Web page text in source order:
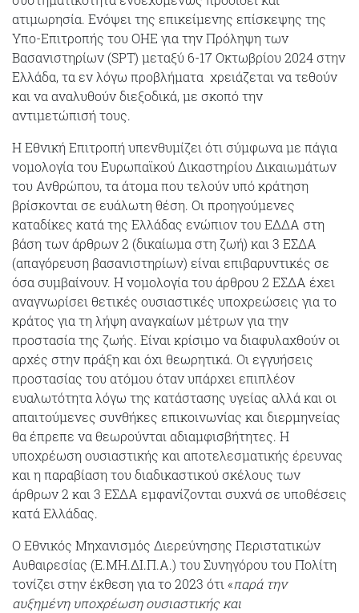
ατιμωρησία. Ενόψει της επικείμενης επίσκεψης της
Υπο-Επιτροπής του ΟΗΕ για την Πρόληψη των
Βασανιστηρίων (SPT) μεταξύ 6-17 Οκτωβρίου 2024 στην
Ελλάδα, τα εν λόγω προβλήματα χρειάζεται να τεθούν
και να αναλυθούν διεξοδικά, με σκοπό την
αντιμετώπισή τους.
Η Εθνική Επιτροπή υπενθυμίζει ότι σύμφωνα με πάγια
νομολογία του Ευρωπαϊκού Δικαστηρίου Δικαιωμάτων
του Ανθρώπου, τα άτομα που τελούν υπό κράτηση
βρίσκονται σε ευάλωτη θέση. Οι προηγούμενες
καταδίκες κατά της Ελλάδας ενώπιον του ΕΔΔΑ στη
βάση των άρθρων 2 (δικαίωμα στη ζωή) και 3 ΕΣΔΑ
(απαγόρευση βασανιστηρίων) είναι επιβαρυντικές σε
όσα συμβαίνουν. Η νομολογία του άρθρου 2 ΕΣΔΑ έχει
αναγνωρίσει θετικές ουσιαστικές υποχρεώσεις για το
κράτος για τη λήψη αναγκαίων μέτρων για την
προστασία της ζωής. Είναι κρίσιμο να διαφυλαχθούν οι
αρχές στην πράξη και όχι θεωρητικά. Οι εγγυήσεις
προστασίας του ατόμου όταν υπάρχει επιπλέον
ευαλωτότητα λόγω της κατάστασης υγείας αλλά και οι
απαιτούμενες συνθήκες επικοινωνίας και διερμηνείας
θα έπρεπε να θεωρούνται αδιαμφισβήτητες. Η
υποχρέωση ουσιαστικής και αποτελεσματικής έρευνας
και η παραβίαση του διαδικαστικού σκέλους των
άρθρων 2 και 3 ΕΣΔΑ εμφανίζονται συχνά σε υποθέσεις
κατά Ελλάδας.
Ο Εθνικός Μηχανισμός Διερεύνησης Περιστατικών
Αυθαιρεσίας (Ε.ΜΗ.ΔΙ.Π.Α.) του Συνηγόρου του Πολίτη
τονίζει στην έκθεση για το 2023 ότι «παρά την
αυξημένη υποχρέωση ουσιαστικής και